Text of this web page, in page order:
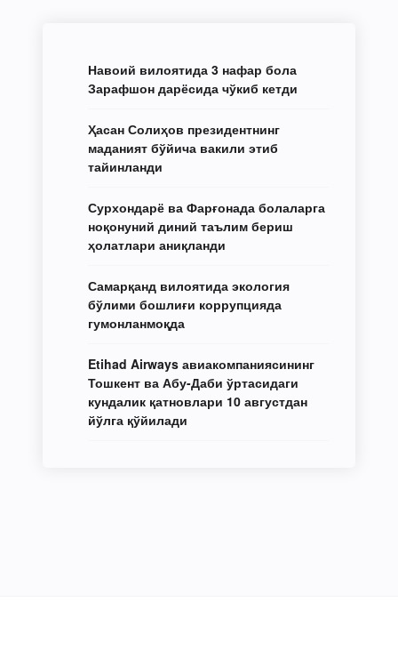
Навоий вилоятида 3 нафар бола
Зарафшон дарёсида чўкиб кетди
Ҳасан Солиҳов президентнинг
маданият бўйича вакили этиб
тайинланди
Сурхондарё ва Фарғонада болаларга
ноқонуний диний таълим бериш
ҳолатлари аниқланди
Самарқанд вилоятида экология
бўлими бошлиғи коррупцияда
гумонланмоқда
Etihad Airways авиакомпаниясининг
Тошкент ва Абу-Даби ўртасидаги
кундалик қатновлари 10 августдан
йўлга қўйилади